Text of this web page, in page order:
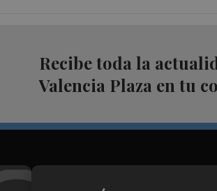
Recibe toda la
Valencia Plaza en tu